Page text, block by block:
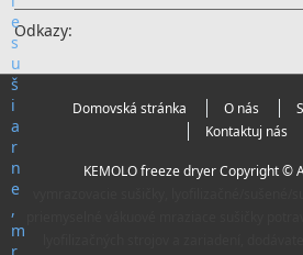
Odkazy:
Domovská stránka O nás
Kontaktuj nás
KEMOLO freeze dryer Copyright ©